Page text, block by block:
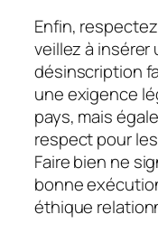
Enfin,
veillez à insérer
désinscription
une exigence
pays, mais
respect pour
Faire bien ne
bonne
éthique